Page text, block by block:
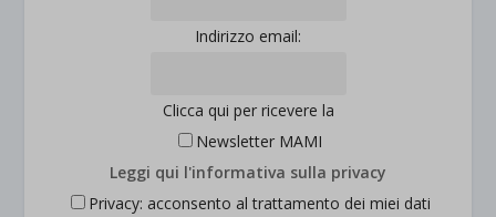
Indirizzo email:
Clicca qui per ricevere la
Newsletter MAMI
Leggi qui l'informativa sulla privacy
Privacy: acconsento al trattamento dei miei dati